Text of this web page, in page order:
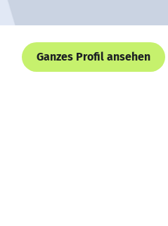
Ganzes Profil ansehen